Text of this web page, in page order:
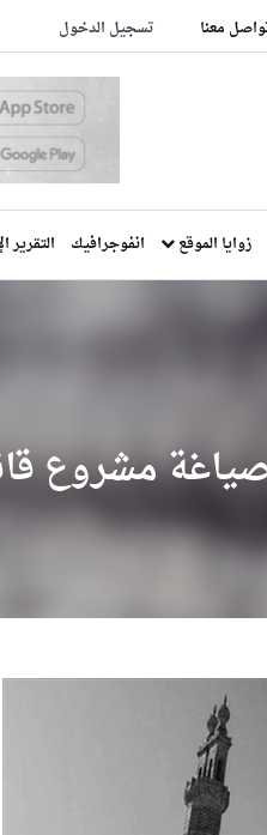
معنا تسجيل الدخول
زوايا الموقع انفوجرافيك التقرير
مشروع